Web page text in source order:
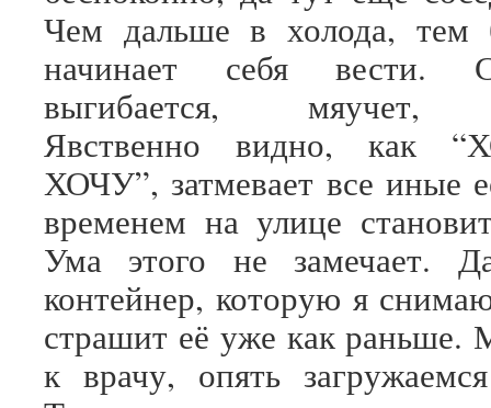
Чем дальше в холода, тем
начинает себя вести.
выгибается, мяучет,
Явственно видно, как
ХОЧУ”, затмевает все иные
временем на улице
Ума этого не замечает.
контейнер, которую я
страшит её уже как раньше.
к врачу, опять